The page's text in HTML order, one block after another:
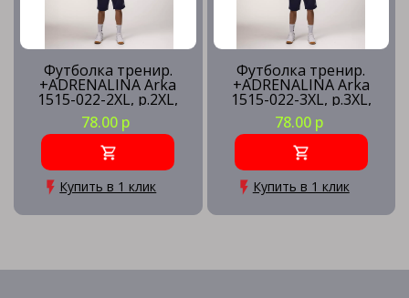
Футболка тренир.
+ADRENALINA Arka
1515-022-2XL, р.2XL,
полиэстер, хлопок,
вискоза, белый
78.00 р
Купить в 1 клик
Футболка тренир.
+ADRENALINA Arka
1515-022-3XL, р.3XL,
полиэстер, хлопок,
вискоза, белый
78.00 р
Купить в 1 клик